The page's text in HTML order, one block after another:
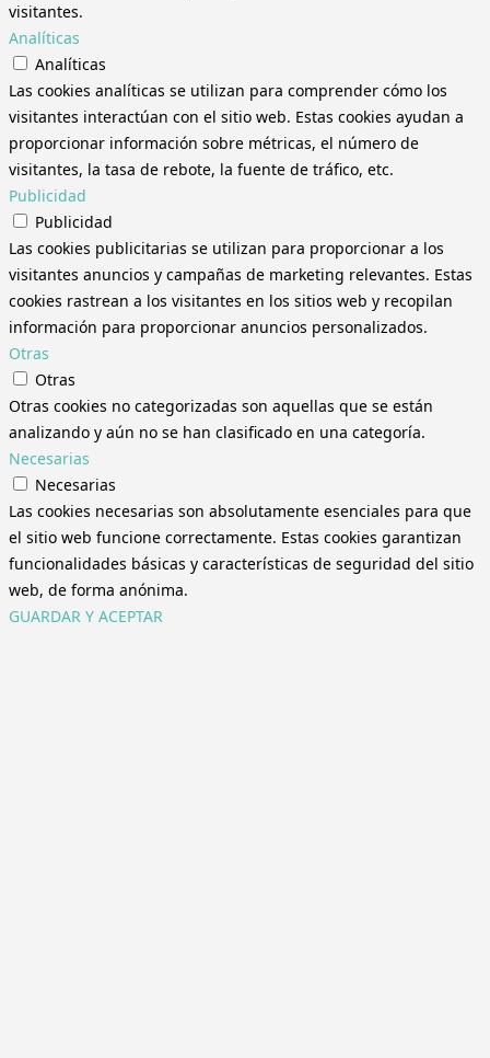
visitantes.
Analíticas
Analíticas
Las cookies analíticas se utilizan para comprender cómo los
visitantes interactúan con el sitio web. Estas cookies ayudan a
proporcionar información sobre métricas, el número de
visitantes, la tasa de rebote, la fuente de tráfico, etc.
Publicidad
Publicidad
Las cookies publicitarias se utilizan para proporcionar a los
visitantes anuncios y campañas de marketing relevantes. Estas
cookies rastrean a los visitantes en los sitios web y recopilan
información para proporcionar anuncios personalizados.
Otras
Otras
Otras cookies no categorizadas son aquellas que se están
analizando y aún no se han clasificado en una categoría.
Necesarias
Necesarias
Las cookies necesarias son absolutamente esenciales para que
el sitio web funcione correctamente. Estas cookies garantizan
funcionalidades básicas y características de seguridad del sitio
web, de forma anónima.
GUARDAR Y ACEPTAR